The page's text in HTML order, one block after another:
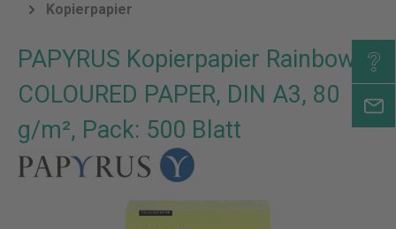
Kopierpapier
PAPYRUS Kopierpapier Rainbow
COLOURED PAPER, DIN A3, 80
g/m², Pack: 500 Blatt